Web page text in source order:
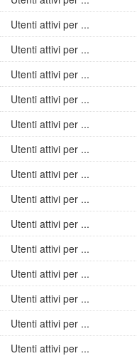
Utenti attivi per ...
Utenti attivi per ...
Utenti attivi per ...
Utenti attivi per ...
Utenti attivi per ...
Utenti attivi per ...
Utenti attivi per ...
Utenti attivi per ...
Utenti attivi per ...
Utenti attivi per ...
Utenti attivi per ...
Utenti attivi per ...
Utenti attivi per ...
Utenti attivi per ...